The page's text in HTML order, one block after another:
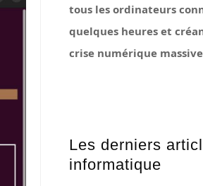
tous les ordinateurs
quelques heures et
crise numérique
Les derniers
informatique